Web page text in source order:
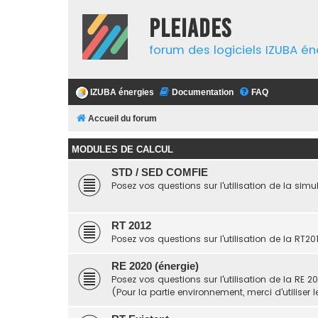
Pleiades
forum des logiciels IZUBA
IZUBA énergies Documentation FAQ
Accueil du forum
MODULES DE CALCUL
STD / SED COMFIE
Posez vos questions sur l'utilisation de la
RT 2012
Posez vos questions sur l'utilisation de la
RE 2020 (énergie)
Posez vos questions sur l'utilisation de la RE
(Pour la partie environnement, merci d'utiliser